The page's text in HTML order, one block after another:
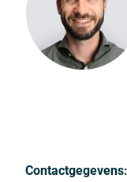
Contactgegevens: